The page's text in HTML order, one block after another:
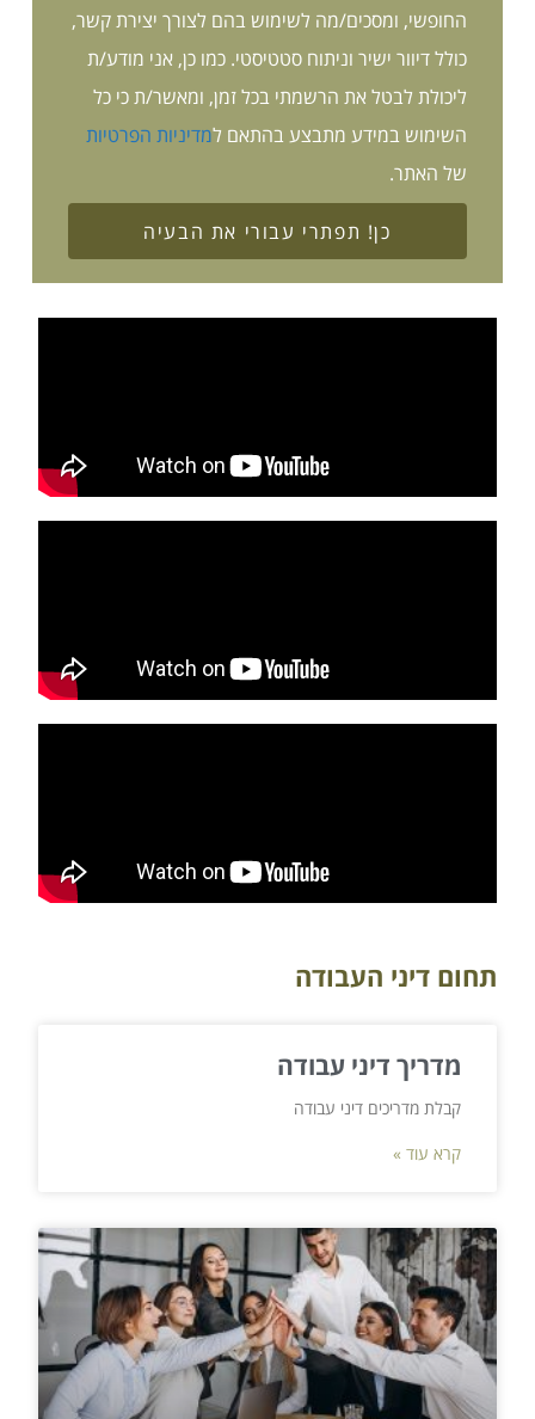
החופשי, ומסכים/מה לשימוש בהם לצורך יצירת קשר,
כולל דיוור ישיר וניתוח סטטיסטי. כמו כן, אני מודע/ת
ליכולת לבטל את הרשמתי בכל זמן, ומאשר/ת כי כל
השימוש במידע מתבצע בהתאם למדיניות הפרטיות
של האתר.
כן! תפתרי עבורי את הבעיה
תחום דיני העבודה
מדריך דיני עבודה
קבלת מדריכים דיני עבודה
קרא עוד »